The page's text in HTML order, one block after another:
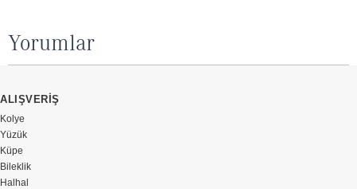
Yorumlar
ALIŞVERİŞ
Kolye
Yüzük
Küpe
Bileklik
Halhal